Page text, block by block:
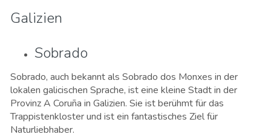
Galizien
Sobrado
Sobrado, auch bekannt als Sobrado dos Monxes in der
lokalen galicischen Sprache, ist eine kleine Stadt in der
Provinz A Coruña in Galizien. Sie ist berühmt für das
Trappistenkloster und ist ein fantastisches Ziel für
Naturliebhaber.